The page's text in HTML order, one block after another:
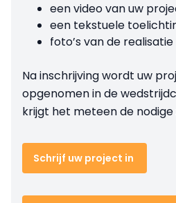
een video van uw
een tekstuele
foto’s van de realisatie
Na inschrijving wordt uw
opgenomen in de
krijgt het meteen de
Schrijf uw project in